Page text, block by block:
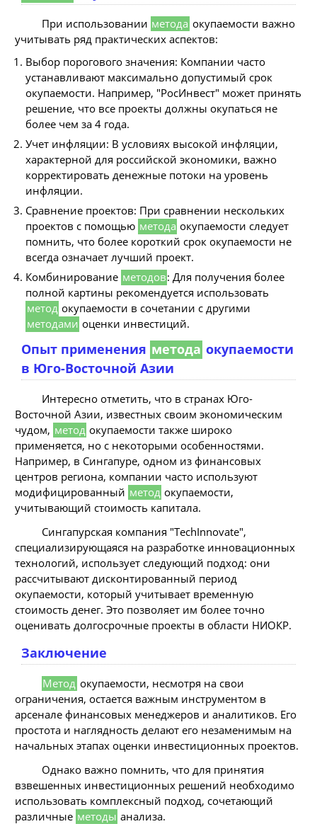
При использовании метода окупаемости важно
учитывать ряд практических аспектов:
Выбор порогового значения: Компании часто
устанавливают максимально допустимый срок
окупаемости. Например, "РосИнвест" может принять
решение, что все проекты должны окупаться не
более чем за 4 года.
Учет инфляции: В условиях высокой инфляции,
характерной для российской экономики, важно
корректировать денежные потоки на уровень
инфляции.
Сравнение проектов: При сравнении нескольких
проектов с помощью метода окупаемости следует
помнить, что более короткий срок окупаемости не
всегда означает лучший проект.
Комбинирование методов: Для получения более
полной картины рекомендуется использовать
метод окупаемости в сочетании с другими
методами оценки инвестиций.
Опыт применения метода окупаемости
в Юго-Восточной Азии
Интересно отметить, что в странах Юго-
Восточной Азии, известных своим экономическим
чудом, метод окупаемости также широко
применяется, но с некоторыми особенностями.
Например, в Сингапуре, одном из финансовых
центров региона, компании часто используют
модифицированный метод окупаемости,
учитывающий стоимость капитала.
Сингапурская компания "TechInnovate",
специализирующаяся на разработке инновационных
технологий, использует следующий подход: они
рассчитывают дисконтированный период
окупаемости, который учитывает временную
стоимость денег. Это позволяет им более точно
оценивать долгосрочные проекты в области НИОКР.
Заключение
Метод окупаемости, несмотря на свои
ограничения, остается важным инструментом в
арсенале финансовых менеджеров и аналитиков. Его
простота и наглядность делают его незаменимым на
начальных этапах оценки инвестиционных проектов.
Однако важно помнить, что для принятия
взвешенных инвестиционных решений необходимо
использовать комплексный подход, сочетающий
различные методы анализа.